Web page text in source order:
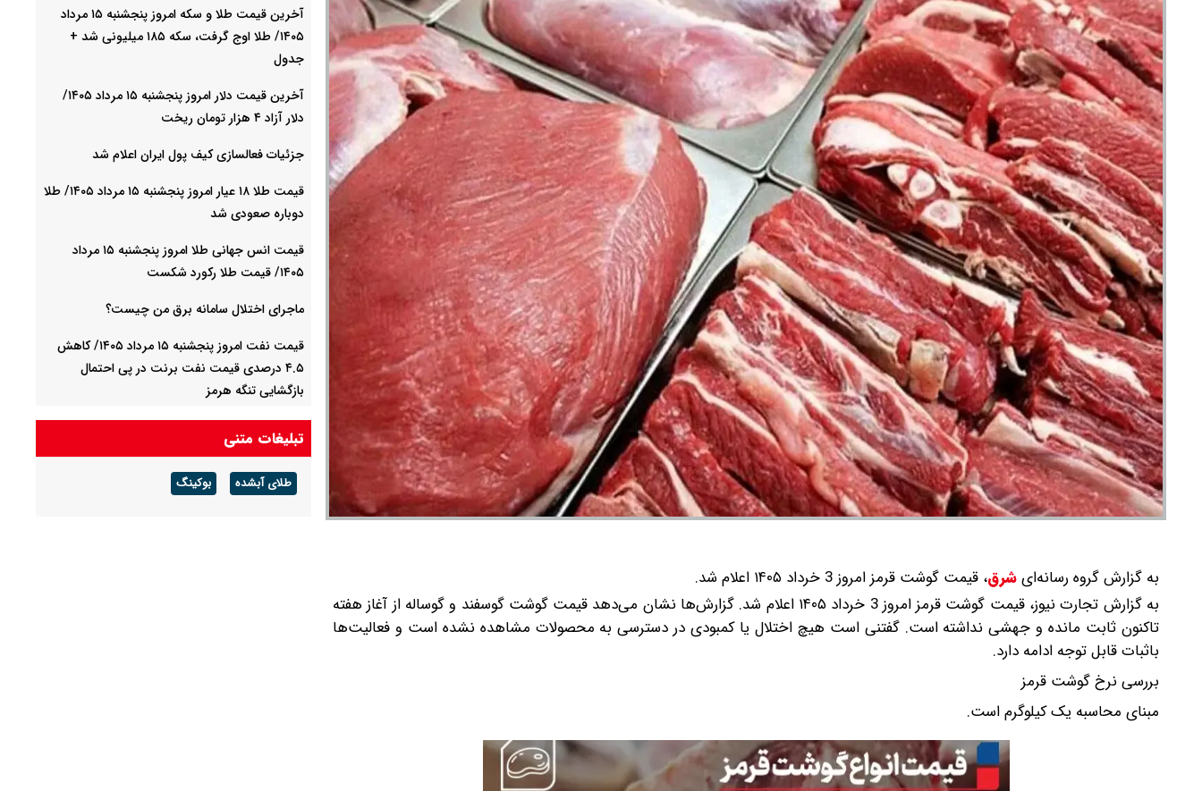
به گزارش گروه رسانه‌ایشرق، قیمت گوشت قرمز امروز 3 خرداد ۱۴۰۵ اعلام شد.
به گزارش تجارت نیوز، قیمت گوشت قرمز امروز 3 خرداد ۱۴۰۵ اعلام شد. گزارش‌ها نشان می‌دهد قیمت گوشت گوسفند و گوساله از آغاز هفته
تاکنون ثابت مانده و جهشی نداشته است. گفتنی است هیچ اختلال یا کمبودی در دسترسی به محصولات مشاهده نشده است و فعالیت‌ها
باثبات قابل توجه ادامه دارد.
بررسی نرخ گوشت قرمز
مبنای محاسبه یک کیلوگرم است.
آخرین قیمت طلا و سکه امروز پنجشنبه ۱۵ مرداد
۱۴۰۵/ طلا اوج گرفت، سکه ۱۸۵ میلیونی شد +
جدول
آخرین قیمت دلار امروز پنجشنبه ۱۵ مرداد ۱۴۰۵/
دلار آزاد ۴ هزار تومان ریخت
جزئیات فعالسازی کیف پول ایران اعلام شد
قیمت طلا ۱۸ عیار امروز پنجشنبه ۱۵ مرداد ۱۴۰۵/ طلا
دوباره صعودی شد
قیمت انس جهانی طلا امروز پنجشنبه ۱۵ مرداد
۱۴۰۵/ قیمت طلا رکورد شکست
ماجرای اختلال سامانه برق من چیست؟
قیمت نفت امروز پنجشنبه ۱۵ مرداد ۱۴۰۵/ کاهش
۴.۵ درصدی قیمت نفت برنت در پی احتمال
بازگشایی تنگه هرمز
قیمت خودرو‌های ایران خودرو امروز پنجشنبه ۱۵
مرداد ۱۴۰۵/ پژو ۲۰۷، تارا و دناپلاس چند؟ + جدول
تبلیغات متنی
طلای آبشده بوکینگ